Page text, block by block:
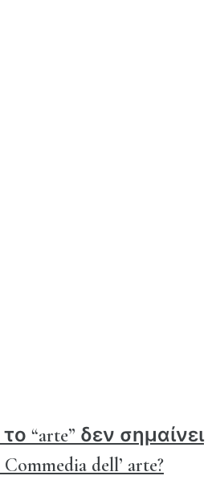
“arte” δεν σημαίνει
dell’ arte?